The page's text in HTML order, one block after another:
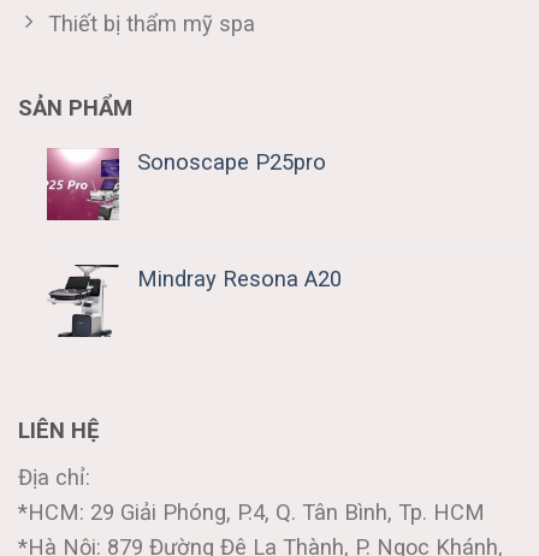
Thiết bị thẩm mỹ spa
SẢN PHẨM
Sonoscape P25pro
Mindray Resona A20
LIÊN HỆ
Địa chỉ:
*HCM: 29 Giải Phóng, P.4, Q. Tân Bình, Tp. HCM
*Hà Nội: 879 Đường Đê La Thành, P. Ngọc Khánh,